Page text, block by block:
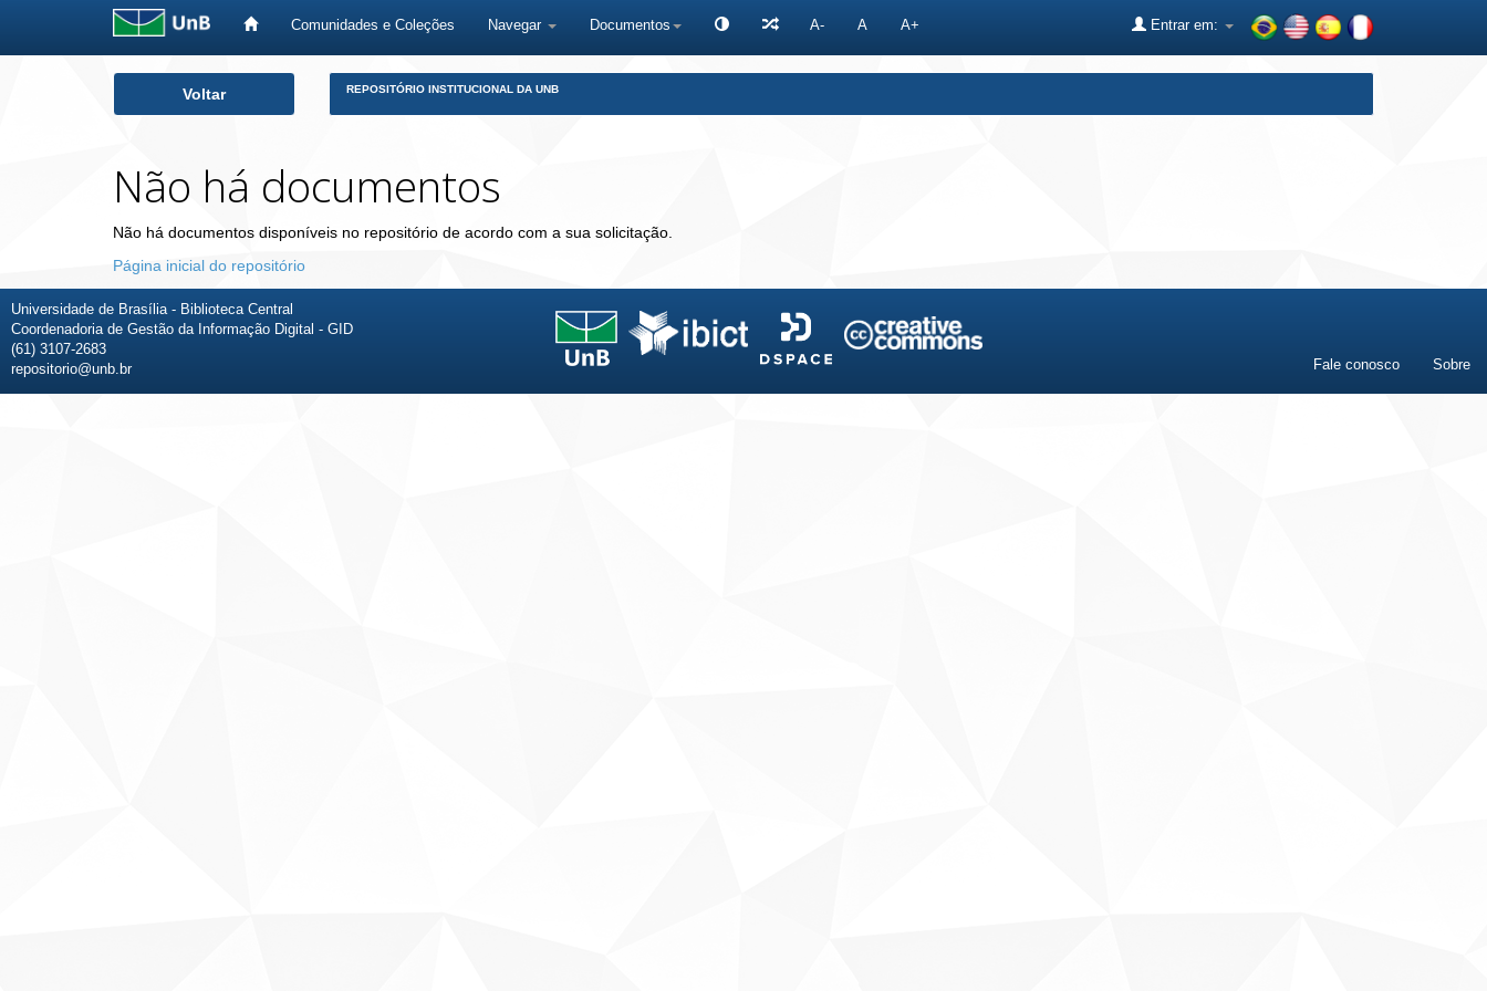
Comunidades e Coleções Navegar Documentos A- A A+ Entrar em:
Voltar REPOSITÓRIO INSTITUCIONAL DA UNB
Não há documentos
Não há documentos disponíveis no repositório de acordo com a sua solicitação.
Página inicial do repositório
Universidade de Brasília - Biblioteca Central
Coordenadoria de Gestão da Informação Digital - GID
(61) 3107-2683
repositorio@unb.br
Fale conosco Sobre